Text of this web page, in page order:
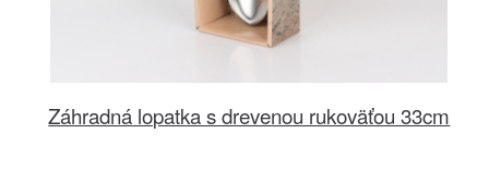
Záhradná lopatka s drevenou rukoväťou 33cm